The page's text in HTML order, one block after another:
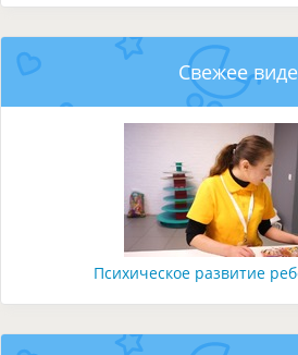
Свежее
Психическое развитие